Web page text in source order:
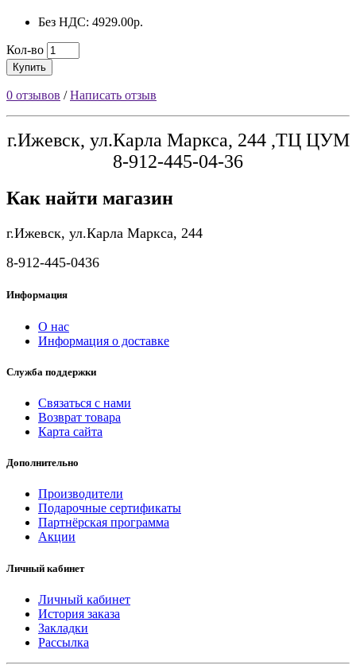
Без НДС: 4929.00р.
Кол-во
Купить
0 отзывов /Написать отзыв
г.Ижевск, ул.Карла Маркса, 244 ,ТЦ ЦУМ
8-912-445-04-36
Как найти магазин
г.Ижевск, ул.Карла Маркса, 244
8-912-445-0436
Информация
О нас
Информация о доставке
Служба поддержки
Связаться с нами
Возврат товара
Карта сайта
Дополнительно
Производители
Подарочные сертификаты
Партнёрская программа
Акции
Личный кабинет
Личный кабинет
История заказа
Закладки
Рассылка